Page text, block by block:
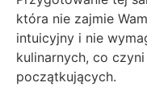
która nie zajmie
intuicyjny i nie
kulinarnych, co
początkujących.